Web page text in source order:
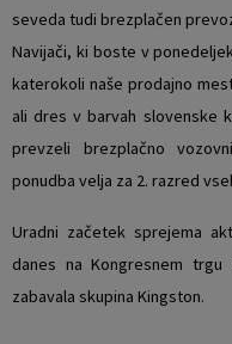
seveda tudi brezplačen
Navijači, ki boste v
katerokoli naše prodajno
ali dres v barvah slovenske
prevzeli brezplačno
ponudba velja za 2. razred
Uradni začetek sprejema
danes na Kongresnem
zabavala skupina Kingston.
Katalog informacij javnega
Notranja prijava po Zakonu o
Zero waste občina